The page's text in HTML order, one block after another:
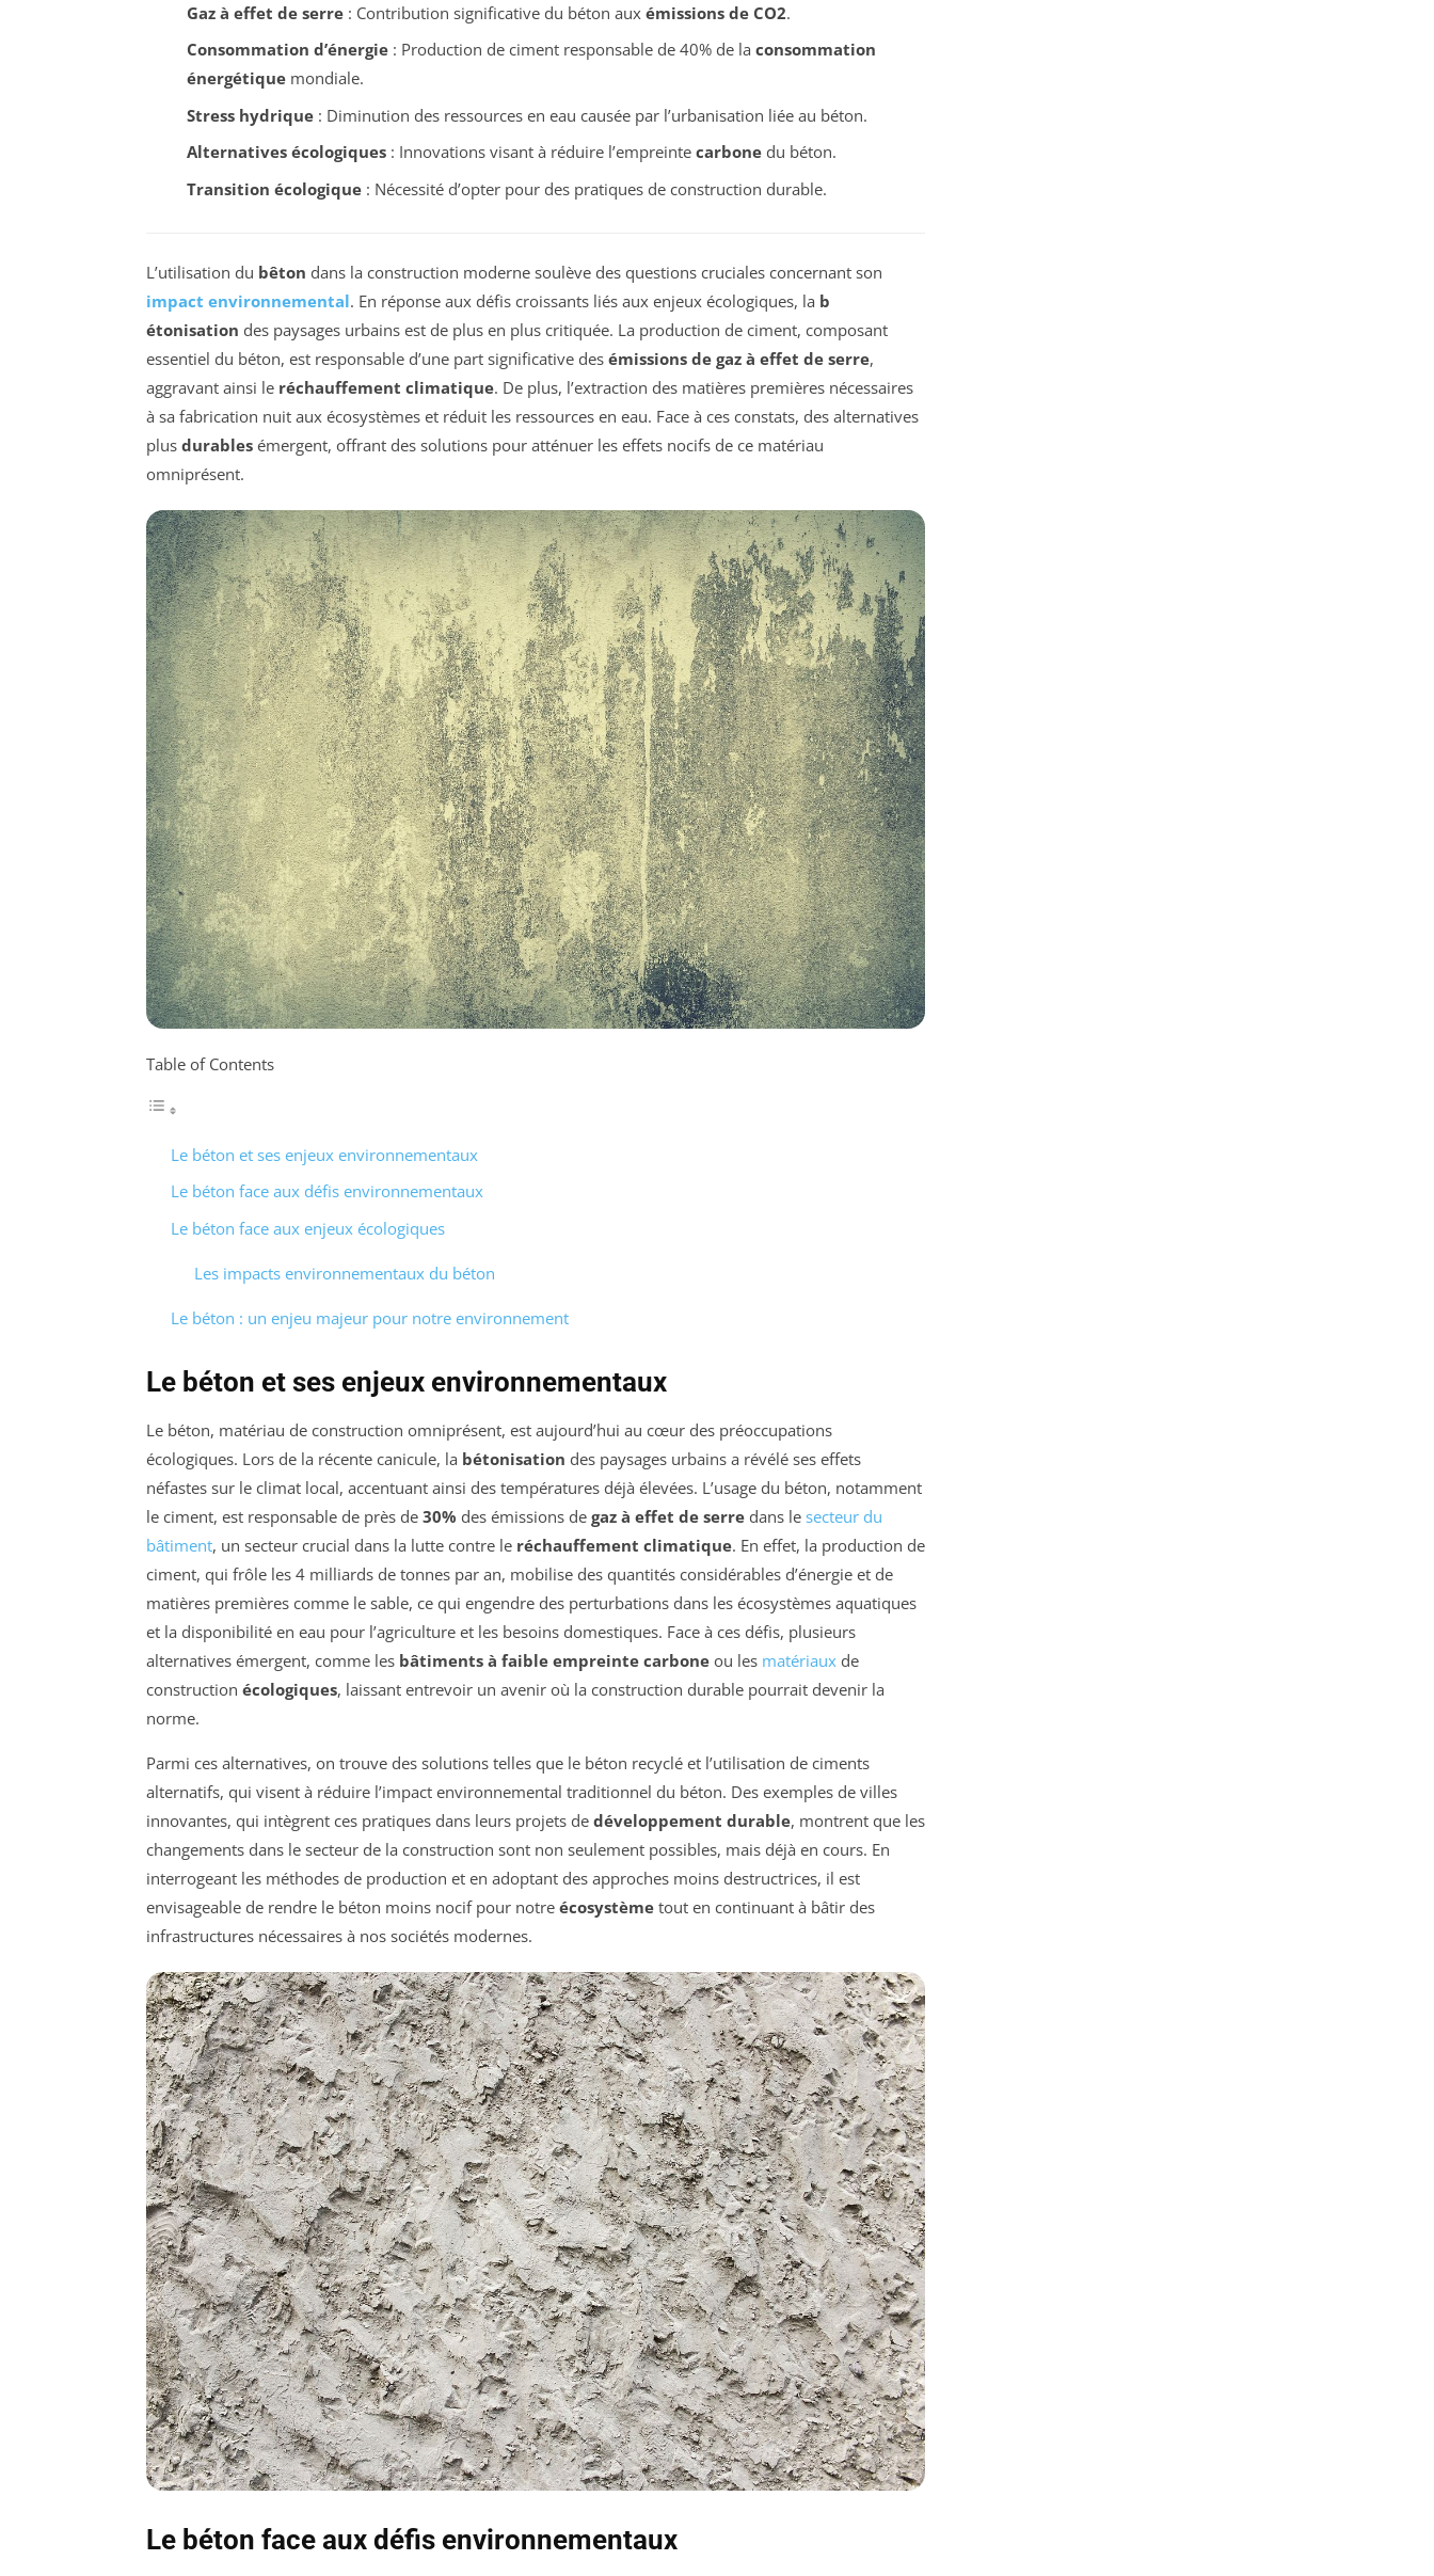
Gaz à effet de serre: Contribution significative du béton aux émissions de CO2.
Consommation d’énergie: Production de ciment responsable de 40% de la consommation
énergétiquemondiale.
Stress hydrique: Diminution des ressources en eau causée par l’urbanisation liée au béton.
Alternatives écologiques: Innovations visant à réduire l’empreinte carbonedu béton.
Transition écologique: Nécessité d’opter pour des pratiques de construction durable.
L’utilisation du bêton dans la construction moderne soulève des questions cruciales concernant son
impact environnemental. En réponse aux défis croissants liés aux enjeux écologiques, la b
étonisation des paysages urbains est de plus en plus critiquée. La production de ciment, composant
essentiel du béton, est responsable d’une part significative des émissions de gaz à effet de serre,
aggravant ainsi le réchauffement climatique. De plus, l’extraction des matières premières nécessaires
à sa fabrication nuit aux écosystèmes et réduit les ressources en eau. Face à ces constats, des alternatives
plus durables émergent, offrant des solutions pour atténuer les effets nocifs de ce matériau
omniprésent.
Table of Contents
Le béton et ses enjeux environnementaux
Le béton face aux défis environnementaux
Le béton face aux enjeux écologiques
Les impacts environnementaux du béton
Le béton : un enjeu majeur pour notre environnement
Le béton et ses enjeux environnementaux
Le béton, matériau de construction omniprésent, est aujourd’hui au cœur des préoccupations
écologiques. Lors de la récente canicule, la bétonisation des paysages urbains a révélé ses effets
néfastes sur le climat local, accentuant ainsi des températures déjà élevées. L’usage du béton, notamment
le ciment, est responsable de près de 30% des émissions de gaz à effet de serre dans le secteur du
bâtiment, un secteur crucial dans la lutte contre le réchauffement climatique. En effet, la production de
ciment, qui frôle les 4 milliards de tonnes par an, mobilise des quantités considérables d’énergie et de
matières premières comme le sable, ce qui engendre des perturbations dans les écosystèmes aquatiques
et la disponibilité en eau pour l’agriculture et les besoins domestiques. Face à ces défis, plusieurs
alternatives émergent, comme les bâtiments à faible empreinte carbone ou les matériaux de
construction écologiques, laissant entrevoir un avenir où la construction durable pourrait devenir la
norme.
Parmi ces alternatives, on trouve des solutions telles que le béton recyclé et l’utilisation de ciments
alternatifs, qui visent à réduire l’impact environnemental traditionnel du béton. Des exemples de villes
innovantes, qui intègrent ces pratiques dans leurs projets de développement durable, montrent que les
changements dans le secteur de la construction sont non seulement possibles, mais déjà en cours. En
interrogeant les méthodes de production et en adoptant des approches moins destructrices, il est
envisageable de rendre le béton moins nocif pour notre écosystème tout en continuant à bâtir des
infrastructures nécessaires à nos sociétés modernes.
Le béton face aux défis environnementaux